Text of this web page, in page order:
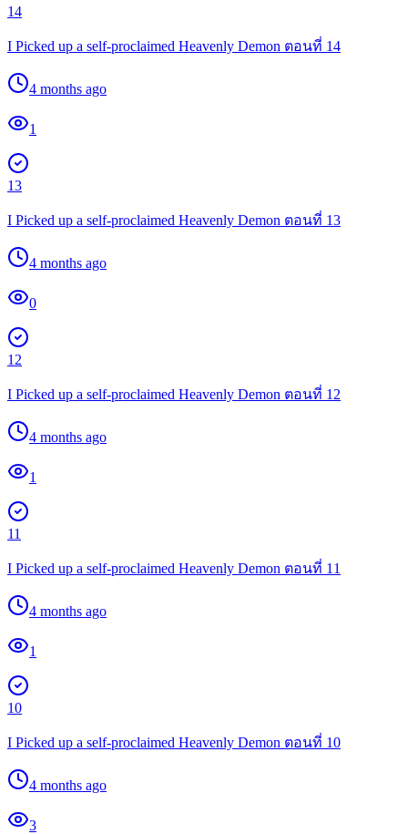
14
I Picked up a self-proclaimed Heavenly Demon ตอนที่ 14
4 months ago
1
13
I Picked up a self-proclaimed Heavenly Demon ตอนที่ 13
4 months ago
0
12
I Picked up a self-proclaimed Heavenly Demon ตอนที่ 12
4 months ago
1
11
I Picked up a self-proclaimed Heavenly Demon ตอนที่ 11
4 months ago
1
10
I Picked up a self-proclaimed Heavenly Demon ตอนที่ 10
4 months ago
3